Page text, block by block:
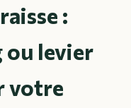
:
ou levier
votre